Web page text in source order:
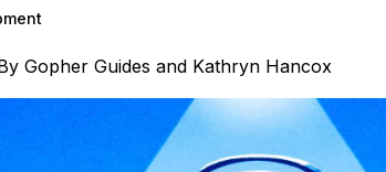
Gopher Guides and Kathryn Hancox